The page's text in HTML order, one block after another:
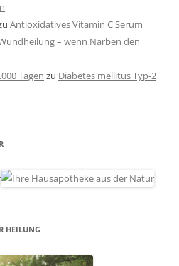
Antioxidatives Vitamin C Serum
– wenn Narben den
Tagen zu Diabetes mellitus Typ-2
HEILUNG